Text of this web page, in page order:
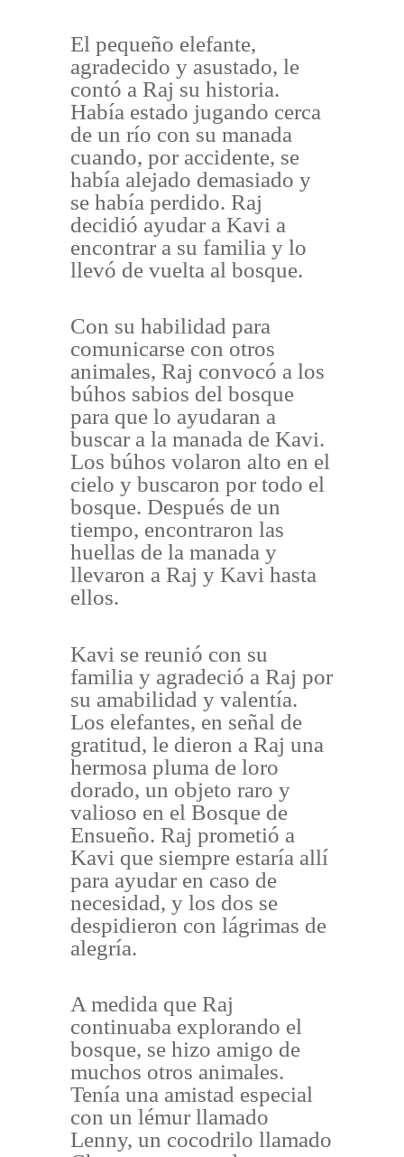
El pequeño elefante,
agradecido y asustado, le
contó a Raj su historia.
Había estado jugando cerca
de un río con su manada
cuando, por accidente, se
había alejado demasiado y
se había perdido. Raj
decidió ayudar a Kavi a
encontrar a su familia y lo
llevó de vuelta al bosque.
Con su habilidad para
comunicarse con otros
animales, Raj convocó a los
búhos sabios del bosque
para que lo ayudaran a
buscar a la manada de Kavi.
Los búhos volaron alto en el
cielo y buscaron por todo el
bosque. Después de un
tiempo, encontraron las
huellas de la manada y
llevaron a Raj y Kavi hasta
ellos.
Kavi se reunió con su
familia y agradeció a Raj por
su amabilidad y valentía.
Los elefantes, en señal de
gratitud, le dieron a Raj una
hermosa pluma de loro
dorado, un objeto raro y
valioso en el Bosque de
Ensueño. Raj prometió a
Kavi que siempre estaría allí
para ayudar en caso de
necesidad, y los dos se
despidieron con lágrimas de
alegría.
A medida que Raj
continuaba explorando el
bosque, se hizo amigo de
muchos otros animales.
Tenía una amistad especial
con un lémur llamado
Lenny, un cocodrilo llamado